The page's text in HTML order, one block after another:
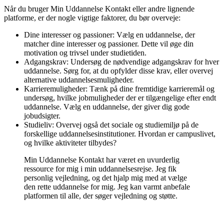
Når du bruger Min Uddannelse Kontakt eller andre lignende
platforme, er der nogle vigtige faktorer, du bør overveje:
Dine interesser og passioner: Vælg en uddannelse, der
matcher dine interesser og passioner. Dette vil øge din
motivation og trivsel under studietiden.
Adgangskrav: Undersøg de nødvendige adgangskrav for hver
uddannelse. Sørg for, at du opfylder disse krav, eller overvej
alternative uddannelsesmuligheder.
Karrieremuligheder: Tænk på dine fremtidige karrieremål og
undersøg, hvilke jobmuligheder der er tilgængelige efter endt
uddannelse. Vælg en uddannelse, der giver dig gode
jobudsigter.
Studieliv: Overvej også det sociale og studiemiljø på de
forskellige uddannelsesinstitutioner. Hvordan er campuslivet,
og hvilke aktiviteter tilbydes?
Min Uddannelse Kontakt har været en uvurderlig
ressource for mig i min uddannelsesrejse. Jeg fik
personlig vejledning, og det hjalp mig med at vælge
den rette uddannelse for mig. Jeg kan varmt anbefale
platformen til alle, der søger vejledning og støtte.